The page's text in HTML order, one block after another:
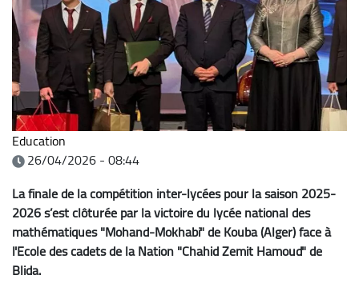
Education
26/04/2026 - 08:44
La finale de la compétition inter-lycées pour la saison 2025-
2026 s’est clôturée par la victoire du lycée national des
mathématiques "Mohand-Mokhabi" de Kouba (Alger) face à
l'Ecole des cadets de la Nation "Chahid Zemit Hamoud" de
Blida.